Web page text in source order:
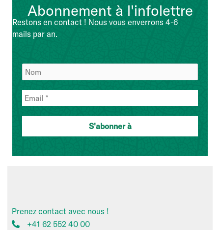
Abonnement à l'infolettre
Restons en contact ! Nous vous enverrons 4-6
mails par an.
Prenez contact avec nous !
+41 62 552 40 00